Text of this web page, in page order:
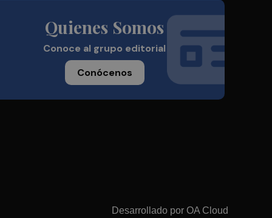
Quienes Somos
Conoce al grupo editorial
Conócenos
Desarrollado por OA Cloud